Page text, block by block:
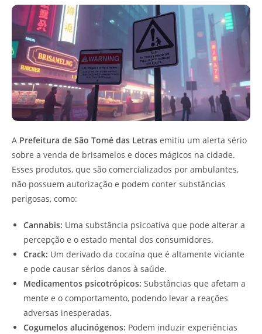
A Prefeitura de São Tomé das Letras emitiu um alerta sério
sobre a venda de brisamelos e doces mágicos na cidade.
Esses produtos, que são comercializados por ambulantes,
não possuem autorização e podem conter substâncias
perigosas, como:
Cannabis: Uma substância psicoativa que pode alterar a
percepção e o estado mental dos consumidores.
Crack: Um derivado da cocaína que é altamente viciante
e pode causar sérios danos à saúde.
Medicamentos psicotrópicos: Substâncias que afetam a
mente e o comportamento, podendo levar a reações
adversas inesperadas.
Cogumelos alucinógenos: Podem induzir experiências